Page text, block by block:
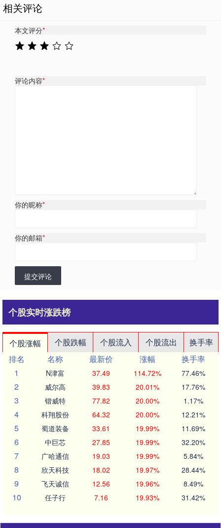
相关评论
本文评分*
评论内容*
你的昵称*
你的邮箱*
提交评论
个股实时涨跌榜
个股涨幅 个股跌幅 个股流入 个股流出
换手率
排名
名称 最新价 涨幅
换手率
1
N津富 37.49 114.72% 77.46%
2 威尔高 39.83 20.01% 17.76%
3 锴威特 77.82 20.00% 1.17%
4 科翔股份 64.32 20.00% 12.21%
5 蜀道装备 33.61 19.99% 11.69%
6 中巨芯 27.85 19.99% 32.20%
7 广哈通信 19.03 19.99% 5.84%
8 欣天科技 18.02 19.97% 28.44%
9 飞天诚信 12.56 19.96% 8.49%
10 任子行 7.16 19.93% 31.42%